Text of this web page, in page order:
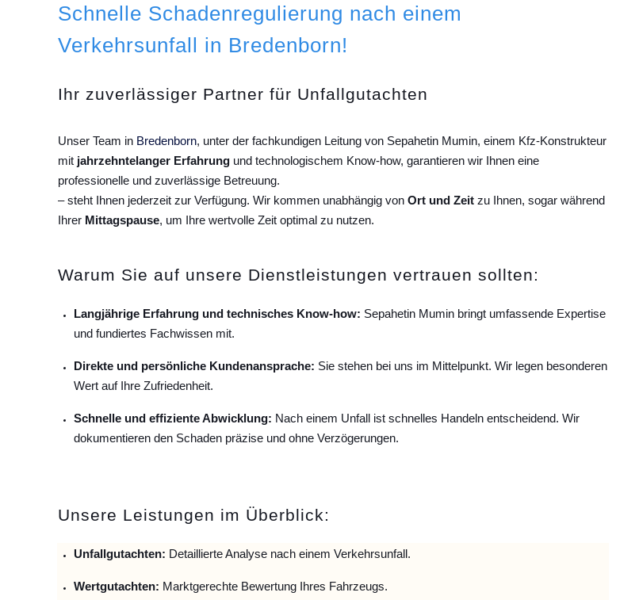
Schnelle Schadenregulierung nach einem
Verkehrsunfall in Bredenborn!
Ihr zuverlässiger Partner für Unfallgutachten
Unser Team in Bredenborn, unter der fachkundigen Leitung von Sepahetin Mumin, einem Kfz-Konstrukteur
mit jahrzehntelanger Erfahrung und technologischem Know-how, garantieren wir Ihnen eine
professionelle und zuverlässige Betreuung.
– steht Ihnen jederzeit zur Verfügung. Wir kommen unabhängig von Ort und Zeit zu Ihnen, sogar während
Ihrer Mittagspause, um Ihre wertvolle Zeit optimal zu nutzen.
Warum Sie auf unsere Dienstleistungen vertrauen sollten:
Langjährige Erfahrung und technisches Know-how: Sepahetin Mumin bringt umfassende Expertise
und fundiertes Fachwissen mit.
Direkte und persönliche Kundenansprache: Sie stehen bei uns im Mittelpunkt. Wir legen besonderen
Wert auf Ihre Zufriedenheit.
Schnelle und effiziente Abwicklung: Nach einem Unfall ist schnelles Handeln entscheidend. Wir
dokumentieren den Schaden präzise und ohne Verzögerungen.
Unsere Leistungen im Überblick:
Unfallgutachten: Detaillierte Analyse nach einem Verkehrsunfall.
Wertgutachten: Marktgerechte Bewertung Ihres Fahrzeugs.